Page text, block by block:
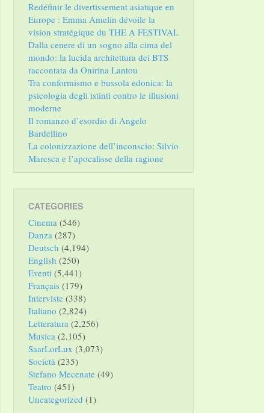
Redéfinir le divertissement asiatique en
Europe : Emma Amelin dévoile la
vision stratégique du THE A FESTIVAL
Dalla cenere di un sogno alla cima del
mondo: la lucida architettura dei BTS
raccontata da Onirina Lantou
Tra conformismo e bussola edonica: la
psicologia degli istinti contro le illusioni
moderne
Il romanzo d’esordio di Angelo
Bardellino
La colonizzazione dell’inconscio: Silvio
Maresca e l’apocalisse della ragione
CATEGORIES
Cinema (546)
Danza (287)
Deutsch (4,194)
English (250)
Eventi (5,441)
Français (179)
Interviste (338)
Italiano (2,824)
Letteratura (2,256)
Musica (2,105)
SaarLorLux (3,073)
Società (235)
Stefano Mecenate (49)
Teatro (451)
Uncategorized (1)